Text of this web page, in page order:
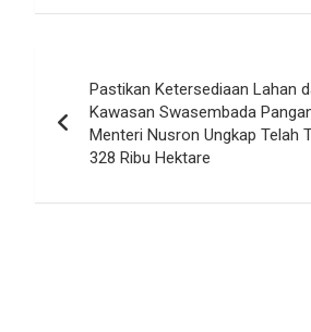
pos
Pastikan Ketersediaan Lahan
Kawasan Swasembada
Menteri Nusron Ungkap Telah
328 Ribu Hektare